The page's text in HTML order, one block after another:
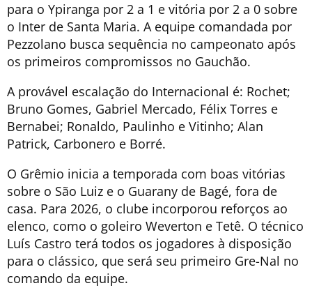
para o Ypiranga por 2 a 1 e vitória por 2 a 0 sobre
o Inter de Santa Maria. A equipe comandada por
Pezzolano busca sequência no campeonato após
os primeiros compromissos no Gauchão.
A provável escalação do Internacional é: Rochet;
Bruno Gomes, Gabriel Mercado, Félix Torres e
Bernabei; Ronaldo, Paulinho e Vitinho; Alan
Patrick, Carbonero e Borré.
O Grêmio inicia a temporada com boas vitórias
sobre o São Luiz e o Guarany de Bagé, fora de
casa. Para 2026, o clube incorporou reforços ao
elenco, como o goleiro Weverton e Tetê. O técnico
Luís Castro terá todos os jogadores à disposição
para o clássico, que será seu primeiro Gre-Nal no
comando da equipe.